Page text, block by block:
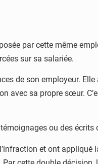
par cette même
sur sa salariée.
de son employeur.
avec sa propre sœur.
ou des écrits
et ont